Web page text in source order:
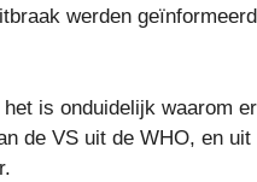
werden
is onduidelijk waarom
de VS uit de WHO, en